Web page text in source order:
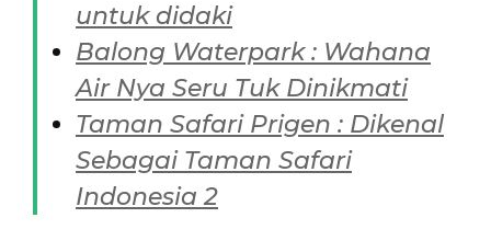
untuk didaki
Balong Waterpark : Wahana
Air Nya Seru Tuk Dinikmati
Taman Safari Prigen : Dikenal
Sebagai Taman Safari
Indonesia 2